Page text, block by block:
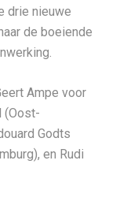
drie nieuwe
de boeiende
Ampe voor
(Oost-
Godts
en Rudi